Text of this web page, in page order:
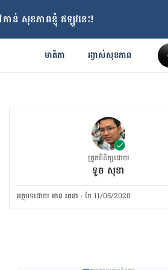
ន់ សុខភាពខ្ញុំ ឥឡូវនេះ!
មាតិកា រង្វាស់​សុខភាព
ត្រួតពិនិត្យដោយ
ទូច សុខា
អត្ថបទ​ដោយ មាន រតនា ·កែ 11/05/2020